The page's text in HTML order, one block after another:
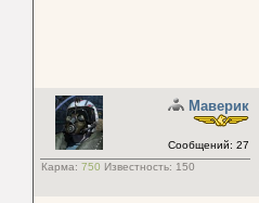
Маверик
Сообщений: 27
Карма: 750 Известность: 150